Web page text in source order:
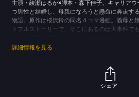
主演・綾瀬はるか×脚本・森下佳子。キャリア
つ男性と結婚し、母親になろうと懸命に奔走す
物語。原作は桜沢鈴の同名４コマ漫画。義母と
トフルストーリーで、そこにあるのは大事件で
キャリアウーマン・岩木亜希子を演じるのは、
詳細情報を見る
シェア